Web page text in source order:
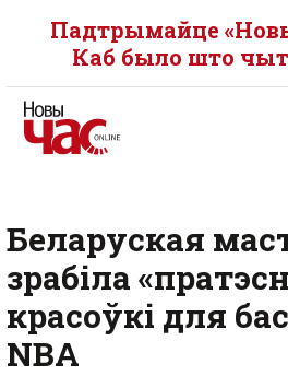
Падтрымайце
Каб было што
Беларуская
зрабіла
красоўкі для
NBA